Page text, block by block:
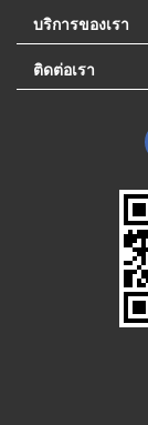
บริการของเรา
ติดต่อเรา